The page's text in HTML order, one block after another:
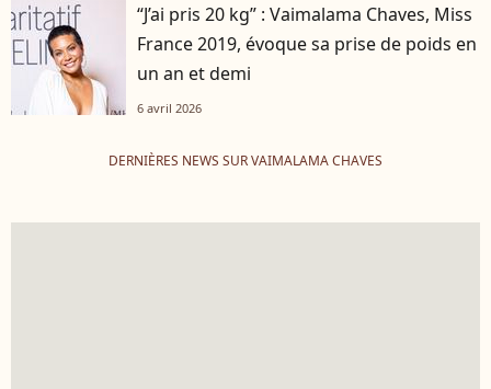
“J’ai pris 20 kg” : Vaimalama Chaves, Miss
France 2019, évoque sa prise de poids en
un an et demi
6 avril 2026
DERNIÈRES NEWS SUR VAIMALAMA CHAVES